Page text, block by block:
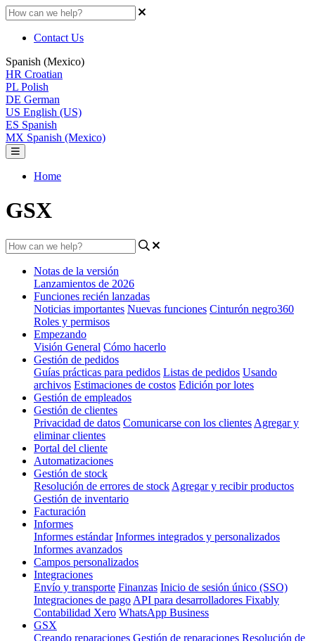
Contact Us
Spanish (Mexico)
HR Croatian
PL Polish
DE German
US English (US)
ES Spanish
MX Spanish (Mexico)
Home
GSX
Notas de la versión
Lanzamientos de 2026
Funciones recién lanzadas
Noticias importantes Nuevas funciones Cinturón negro360
Roles y permisos
Empezando
Visión General Cómo hacerlo
Gestión de pedidos
Guías prácticas para pedidos Listas de pedidos Usando
archivos Estimaciones de costos Edición por lotes
Gestión de empleados
Gestión de clientes
Privacidad de datos Comunicarse con los clientes Agregar y
eliminar clientes
Portal del cliente
Automatizaciones
Gestión de stock
Resolución de errores de stock Agregar y recibir productos
Gestión de inventario
Facturación
Informes
Informes estándar Informes integrados y personalizados
Informes avanzados
Campos personalizados
Integraciones
Envío y transporte Finanzas Inicio de sesión único (SSO)
Integraciones de pago API para desarrolladores Fixably
Contabilidad Xero WhatsApp Business
GSX
Creando reparaciones Gestión de reparaciones Resolución de